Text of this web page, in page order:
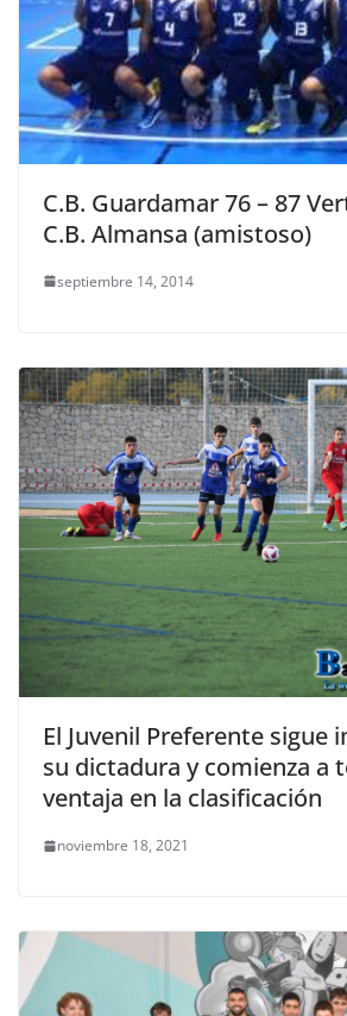
C.B. Guardamar 76 – 87
C.B. Almansa (amistoso)
septiembre 14, 2014
El Juvenil Preferente sigue
su dictadura y comienza a
ventaja en la clasificación
noviembre 18, 2021